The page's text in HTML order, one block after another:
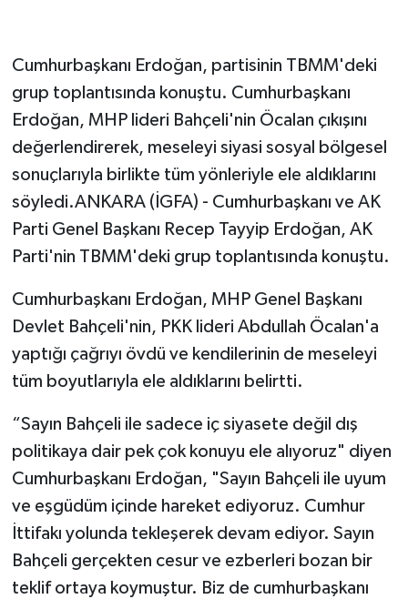
Cumhurbaşkanı Erdoğan, partisinin TBMM'deki
grup toplantısında konuştu. Cumhurbaşkanı
Erdoğan, MHP lideri Bahçeli'nin Öcalan çıkışını
değerlendirerek, meseleyi siyasi sosyal bölgesel
sonuçlarıyla birlikte tüm yönleriyle ele aldıklarını
söyledi.ANKARA (İGFA) - Cumhurbaşkanı ve AK
Parti Genel Başkanı Recep Tayyip Erdoğan, AK
Parti'nin TBMM'deki grup toplantısında konuştu.
Cumhurbaşkanı Erdoğan, MHP Genel Başkanı
Devlet Bahçeli'nin, PKK lideri Abdullah Öcalan'a
yaptığı çağrıyı övdü ve kendilerinin de meseleyi
tüm boyutlarıyla ele aldıklarını belirtti.
“Sayın Bahçeli ile sadece iç siyasete değil dış
politikaya dair pek çok konuyu ele alıyoruz" diyen
Cumhurbaşkanı Erdoğan, "Sayın Bahçeli ile uyum
ve eşgüdüm içinde hareket ediyoruz. Cumhur
İttifakı yolunda tekleşerek devam ediyor. Sayın
Bahçeli gerçekten cesur ve ezberleri bozan bir
teklif ortaya koymuştur. Biz de cumhurbaşkanı